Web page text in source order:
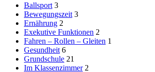
Ballsport 3
Bewegungszeit 3
Ernährung 2
Exekutive Funktionen 2
Fahren – Rollen – Gleiten 1
Gesundheit 6
Grundschule 21
Im Klassenzimmer 2